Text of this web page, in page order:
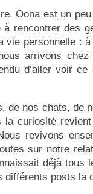
Oona est un
rencontrer des
vie personnelle :
arrivons
d’aller voir
de nos chats, de
curiosité
revivons
sur notre
déjà tous
différents posts la